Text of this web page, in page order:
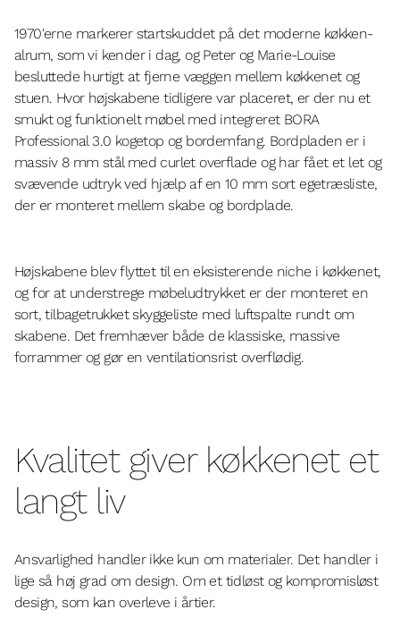
1970'erne markerer startskuddet på det moderne køkken-
alrum, som vi kender i dag, og Peter og Marie-Louise
besluttede hurtigt at fjerne væggen mellem køkkenet og
stuen. Hvor højskabene tidligere var placeret, er der nu et
smukt og funktionelt møbel med integreret BORA
Professional 3.0 kogetop og bordemfang. Bordpladen er i
massiv 8 mm stål med curlet overflade og har fået et let og
svævende udtryk ved hjælp af en 10 mm sort egetræsliste,
der er monteret mellem skabe og bordplade.
Højskabene blev flyttet til en eksisterende niche i køkkenet,
og for at understrege møbeludtrykket er der monteret en
sort, tilbagetrukket skyggeliste med luftspalte rundt om
skabene. Det fremhæver både de klassiske, massive
forrammer og gør en ventilationsrist overflødig.
Kvalitet giver køkkenet et
langt liv
Ansvarlighed handler ikke kun om materialer. Det handler i
lige så høj grad om design. Om et tidløst og kompromisløst
design, som kan overleve i årtier.